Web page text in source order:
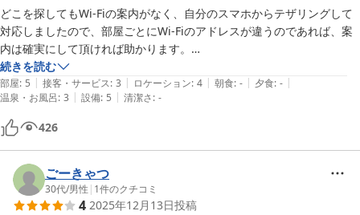
どこを探してもWi-Fiの案内がなく、自分のスマホからテザリングして
対応しましたので、部屋ごとにWi-Fiのアドレスが違うのであれば、案
内は確実にして頂ければ助かります。
宿泊者の方へ：椅子が非常に頑丈なので、小指ぶつけるとしばらく悶絶
しますので気を付けて下さい。
続きを読む
部屋: 5 | 接客・サービス: 3 | ロケーション: 4 | 朝食: - | 夕食: - |
温泉・お風呂: 3 | 設備: 5 | 清潔さ: -
426
ごーきゃつ
30代/男性 | 1件のクチコミ
4 2025年12月13日投稿